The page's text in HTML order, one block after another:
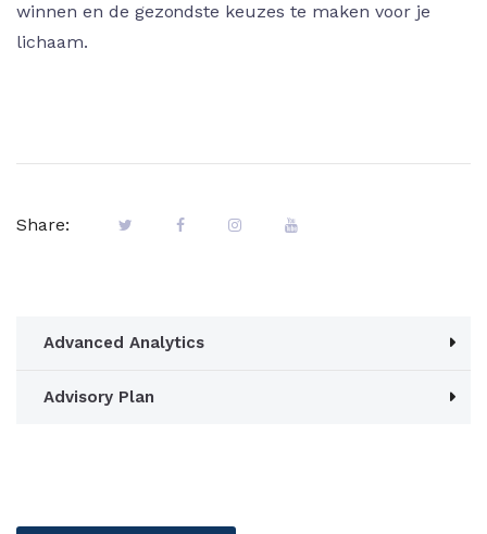
winnen en de gezondste keuzes te maken voor je
lichaam.
Share:
Advanced Analytics
Advisory Plan